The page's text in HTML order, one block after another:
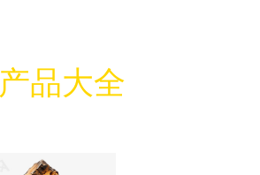
产品大全